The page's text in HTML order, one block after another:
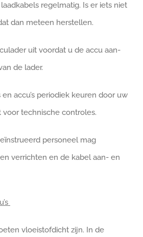
regelmatig. Is er iets niet
dan meteen herstellen.
uit voordat u de accu aan-
de lader.
accu’s periodiek keuren door uw
voor technische controles.
personeel mag
verrichten en de kabel aan- en
vloeistofdicht zijn. In de